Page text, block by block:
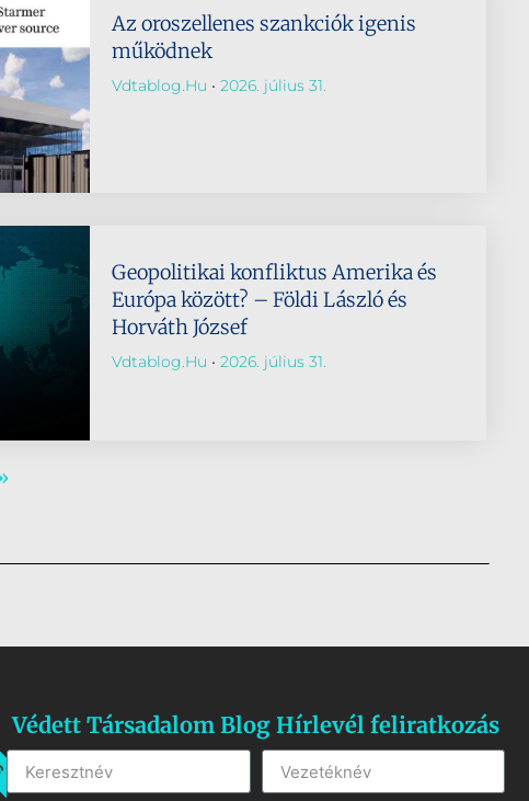
Az oroszellenes szankciók igenis
működnek
Vdtablog.hu 2026. július 31.
Geopolitikai konfliktus Amerika és
Európa között? – Földi László és
Horváth József
Vdtablog.hu 2026. július 31.
Védett Társadalom Blog Hírlevél feliratkozás